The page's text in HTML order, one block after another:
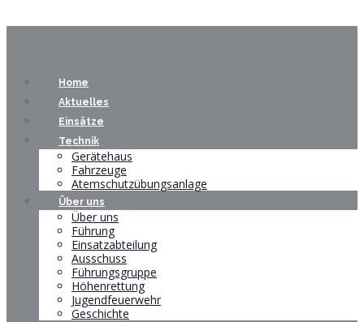
Home
Aktuelles
Einsätze
Technik
Gerätehaus
Fahrzeuge
Atemschutzübungsanlage
Über uns
Über uns
Führung
Einsatzabteilung
Ausschuss
Führungsgruppe
Höhenrettung
Jugendfeuerwehr
Geschichte